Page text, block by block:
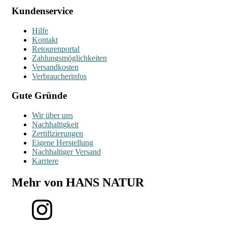
Kundenservice
Hilfe
Kontakt
Retourenportal
Zahlungsmöglichkeiten
Versandkosten
Verbraucherinfos
Gute Gründe
Wir über uns
Nachhaltigkeit
Zertifizierungen
Eigene Herstellung
Nachhaltiger Versand
Karriere
Mehr von HANS NATUR